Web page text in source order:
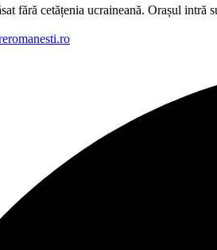
fără cetățenia ucraineană. Orașul intră